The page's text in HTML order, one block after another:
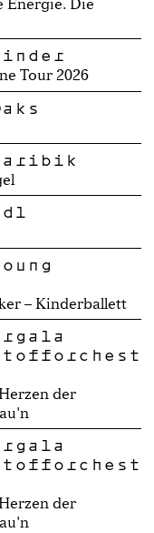
Tour 2026
– Kinderballett
der
der